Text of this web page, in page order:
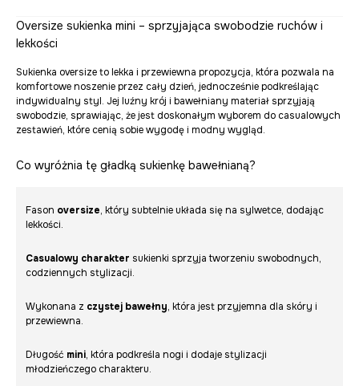
Oversize sukienka mini – sprzyjająca swobodzie ruchów i
lekkości
Sukienka oversize to lekka i przewiewna propozycja, która pozwala na
komfortowe noszenie przez cały dzień, jednocześnie podkreślając
indywidualny styl. Jej luźny krój i bawełniany materiał sprzyjają
swobodzie, sprawiając, że jest doskonałym wyborem do casualowych
zestawień, które cenią sobie wygodę i modny wygląd.
Co wyróżnia tę gładką sukienkę bawełnianą?
Fason oversize, który subtelnie układa się na sylwetce, dodając
lekkości.
Casualowy charakter sukienki sprzyja tworzeniu swobodnych,
codziennych stylizacji.
Wykonana z czystej bawełny, która jest przyjemna dla skóry i
przewiewna.
Długość mini, która podkreśla nogi i dodaje stylizacji
młodzieńczego charakteru.